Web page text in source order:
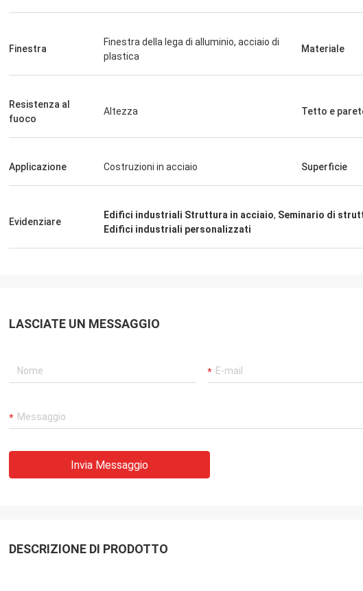
Signora
Spedizione veloce e tutto è andato molto
andato molto bene vi ringrazia
felici di avere prodotto già nella
Finestra
Finestra della lega di alluminio, acciaio di
plastica
Materiale
Resistenza al
fuoco
Altezza Tetto e
Applicazione Costruzioni in acciaio Superficie
Evidenziare
Edifici industriali Struttura in acciaio, Seminario di
Edifici industriali personalizzati
LASCIATE UN MESSAGGIO
Invia Messaggio
DESCRIZIONE DI PRODOTTO